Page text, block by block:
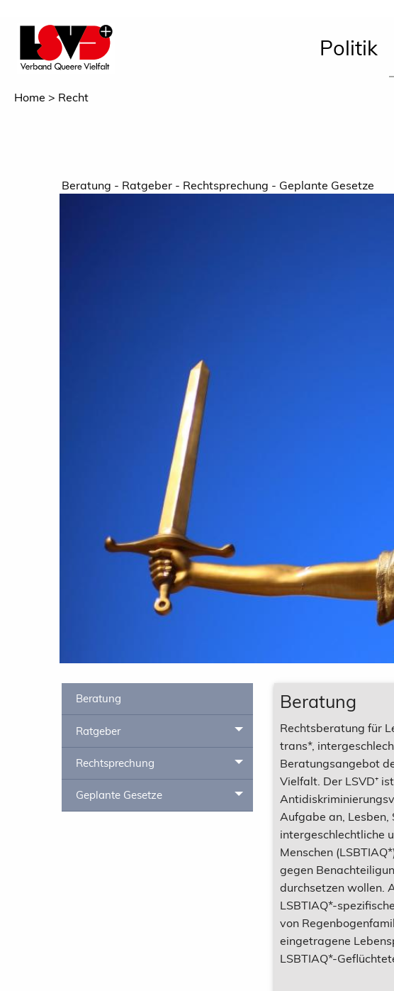
Politik
Home Recht
Beratung - Ratgeber - Rechtsprechung - Geplante Gesetze
Beratung
Ratgeber Toggle menu
Rechtsprechung Toggle menu
Geplante Gesetze Toggle menu
Beratung
Rechtsberatung für
trans*,
Beratungsangebot
Vielfalt. Der LSVD⁺
Aufgabe an, Lesben,
intergeschlechtliche
Menschen
gegen
durchsetzen wollen.
LSBTIAQ*-
von
eingetragene
LSBTIAQ*-